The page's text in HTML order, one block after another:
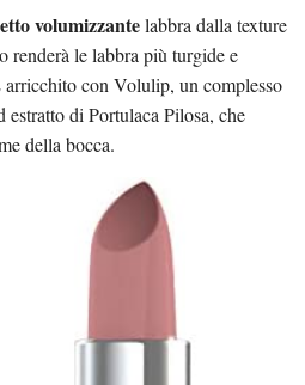
volumizzantelabbra dalla texture
renderà le labbra più turgide e
con Volulip, un complesso
di Portulaca Pilosa, che
della bocca.